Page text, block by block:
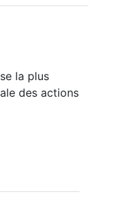
la plus
des actions